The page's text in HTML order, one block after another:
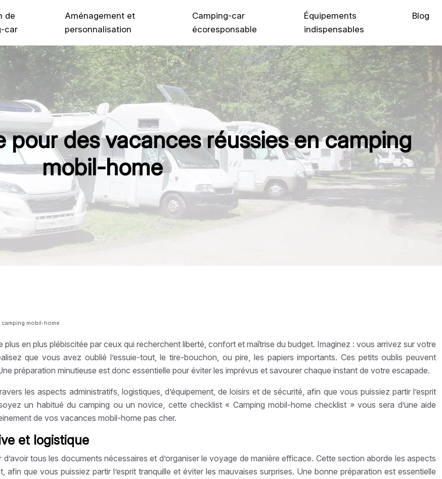
de
car
Aménagement et
personnalisation
Camping-car
écoresponsable
Équipements
indispensables
Blog
pour des vacances réussies en camping
mobil-home
mobil-home
en plus plébiscitée par ceux qui recherchent liberté, confort et maîtrise du budget. Imaginez : vous arrivez sur votre
que vous avez oublié l’essuie-tout, le tire-bouchon, ou pire, les papiers importants. Ces petits oublis peuvent
préparation minutieuse est donc essentielle pour éviter les imprévus et savourer chaque instant de votre escapade.
les aspects administratifs, logistiques, d’équipement, de loisirs et de sécurité, afin que vous puissiez partir l’esprit
un habitué du camping ou un novice, cette checklist « Camping mobil-home checklist » vous sera d’une aide
de vos vacances mobil-home pas cher.
et logistique
tous les documents nécessaires et d’organiser le voyage de manière efficace. Cette section aborde les aspects
que vous puissiez partir l’esprit tranquille et éviter les mauvaises surprises. Une bonne préparation est essentielle